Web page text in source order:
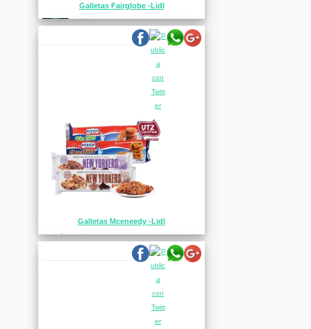
Galletas Fairglobe -Lidl
Galletas Mceneedy -Lidl